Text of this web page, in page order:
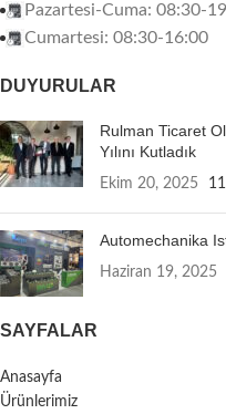
Pazartesi-Cuma: 08:30-
Cumartesi: 08:30-16:00
DUYURULAR
Rulman Ticaret
Yılını Kutladık
Ekim 20, 2025
Automechanika
Haziran 19, 2025
SAYFALAR
Anasayfa
Ürünlerimiz